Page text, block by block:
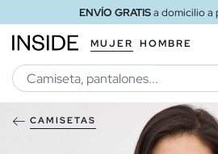
ENVÍO GRATISa domicilio a
MUJER HOMBRE
CAMISETAS